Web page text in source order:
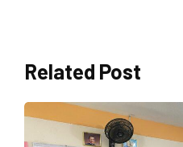
Related Post